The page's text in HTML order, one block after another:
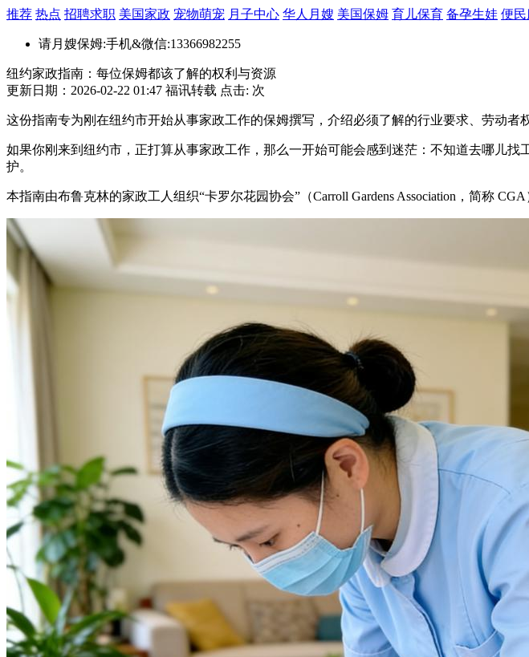
推荐 热点 招聘求职 美国家政 宠物萌宠 月子中心 华人月嫂 美国保姆 育儿保育 备孕生娃 便民
请月嫂保姆:手机&微信:13366982255
纽约家政指南：每位保姆都该了解的权利与资源
更新日期：2026-02-22 01:47 福讯转载 点击: 次
这份指南专为刚在纽约市开始从事家政工作的保姆撰写，介绍必须了解的行业要求、劳动
如果你刚来到纽约市，正打算从事家政工作，那么一开始可能会感到迷茫：不知道去哪儿
护。
本指南由布鲁克林的家政工人组织“卡罗尔花园协会”（Carroll Gardens Association，简称